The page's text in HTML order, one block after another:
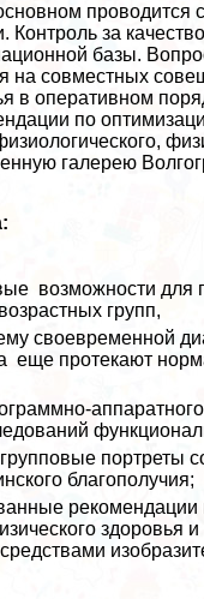
Контроль за
базы.
на совместных
в оперативном
по
галерею
возможности для
групп,
своевременной
еще протекают
портреты
благополучия;
здоровья